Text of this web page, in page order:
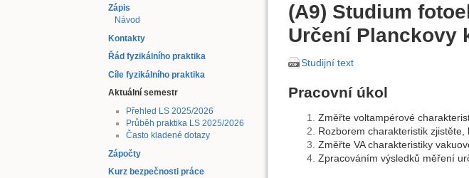
Zápis
Návod
Kontakty
Řád fyzikálního praktika
Cíle fyzikálního praktika
Aktuální semestr
Přehled LS 2025/2026
Průběh praktika LS 2025/2026
Často kladené dotazy
Zápočty
Kurz bezpečnosti práce
(A9) Studium
Určení Planckovy
Studijní text
Pracovní úkol
Změřte voltampérové
Rozborem charakteristik
Změřte VA charakteristiky
Zpracováním výsledků měření